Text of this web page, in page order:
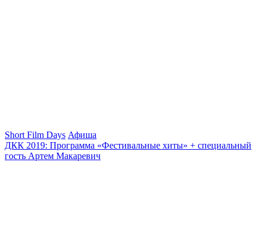
Short Film Days Афиша
ДКК 2019: Программа «Фестивальные хиты» + специальный
гость Артем Макаревич